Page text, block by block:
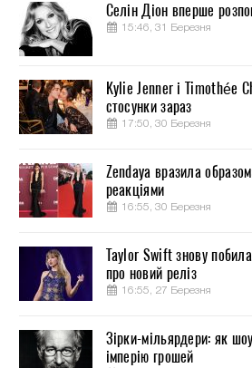
Селін Діон вперше
15:46, 31 Березня
Kylie Jenner і Timothée
стосунки зараз
17:50, 30 Березня
Zendaya вразила
реакціями
16:55, 30 Березня
Taylor Swift знову
про новий реліз
16:55, 27 Березня
Зірки-мільярдери: як
імперію грошей